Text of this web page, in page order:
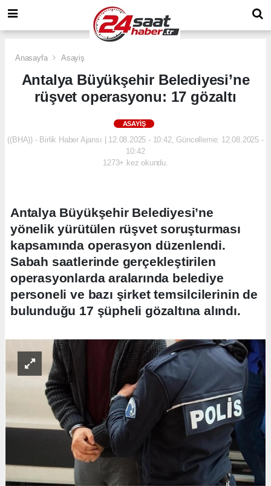
Anasayfa Asayiş
Antalya Büyükşehir Belediyesi’ne
rüşvet operasyonu: 17 gözaltı
ASAYIŞ
((BHA)) - Birlik Haber Ajansı | 12.08.2025 - 10:42, Güncelleme: 12.08.2025 -
10:42
1273+ kez okundu.
Antalya Büyükşehir Belediyesi’ne
yönelik yürütülen rüşvet soruşturması
kapsamında operasyon düzenlendi.
Sabah saatlerinde gerçekleştirilen
operasyonlarda aralarında belediye
personeli ve bazı şirket temsilcilerinin de
bulunduğu 17 şüpheli gözaltına alındı.